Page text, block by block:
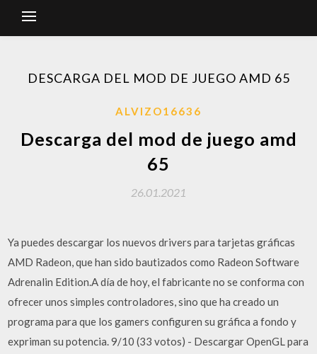
DESCARGA DEL MOD DE JUEGO AMD 65
ALVIZO16636
Descarga del mod de juego amd
65
26.01.2021
Ya puedes descargar los nuevos drivers para tarjetas gráficas
AMD Radeon, que han sido bautizados como Radeon Software
Adrenalin Edition.A día de hoy, el fabricante no se conforma con
ofrecer unos simples controladores, sino que ha creado un
programa para que los gamers configuren su gráfica a fondo y
expriman su potencia. 9/10 (33 votos) - Descargar OpenGL para